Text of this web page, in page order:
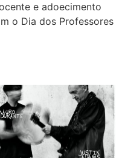
e adoecimento
o Dia dos Professores